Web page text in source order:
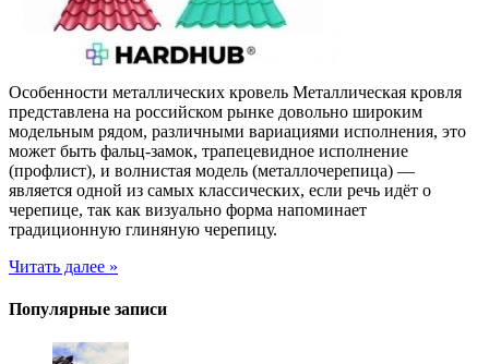
Особенности металлических кровель Металлическая кровля
представлена на российском рынке довольно широким
модельным рядом, различными вариациями исполнения, это
может быть фальц-замок, трапецевидное исполнение
(профлист), и волнистая модель (металлочерепица) —
является одной из самых классических, если речь идёт о
черепице, так как визуально форма напоминает
традиционную глиняную черепицу.
Читать далее »
Популярные записи